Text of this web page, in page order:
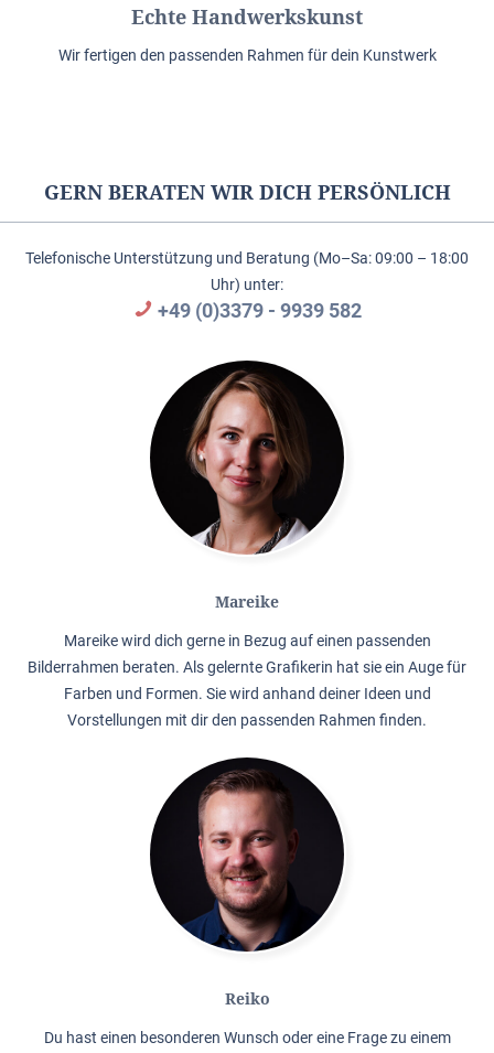
Echte Handwerkskunst
Wir fertigen den passenden Rahmen für dein Kunstwerk
GERN BERATEN WIR DICH PERSÖNLICH
Telefonische Unterstützung und Beratung (Mo–Sa: 09:00 – 18:00
Uhr) unter:
+49 (0)3379 - 9939 582
Mareike
Mareike wird dich gerne in Bezug auf einen passenden
Bilderrahmen beraten. Als gelernte Grafikerin hat sie ein Auge für
Farben und Formen. Sie wird anhand deiner Ideen und
Vorstellungen mit dir den passenden Rahmen finden.
Reiko
Du hast einen besonderen Wunsch oder eine Frage zu einem